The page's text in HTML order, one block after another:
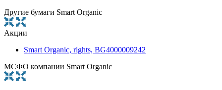
Другие бумаги Smart Organic
Акции
Smart Organic, rights, BG4000009242
МСФО компании Smart Organic